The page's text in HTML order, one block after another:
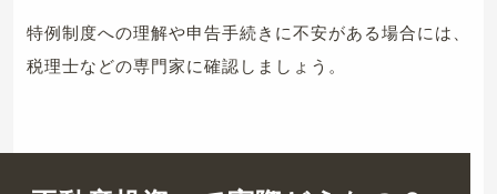
特例制度への理解や申告手続きに不安がある場合には、
税理士などの専門家に確認しましょう。